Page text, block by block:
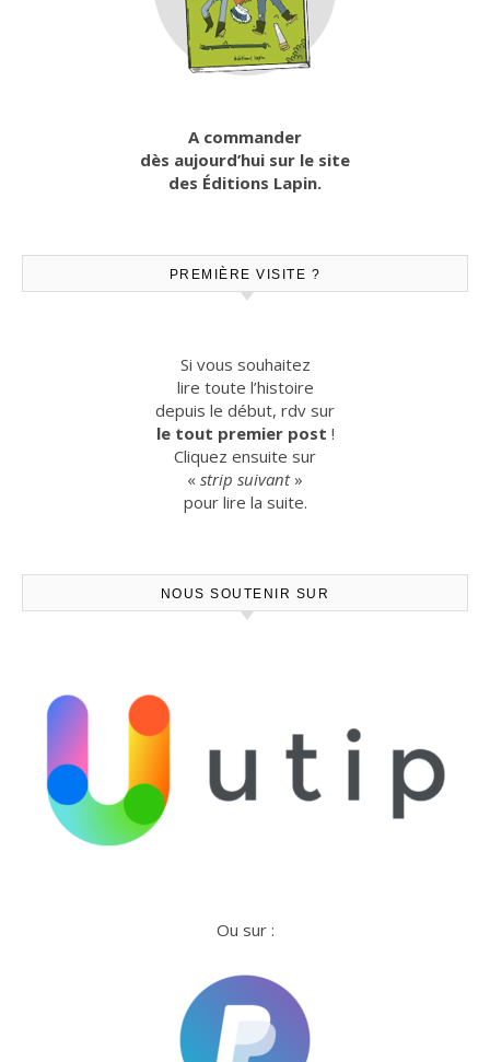
A commander
dès aujourd’hui sur le site
des Éditions Lapin.
PREMIÈRE VISITE ?
Si vous souhaitez
lire toute l’histoire
depuis le début, rdv sur
le tout premier post !
Cliquez ensuite sur
« strip suivant»
pour lire la suite.
NOUS SOUTENIR SUR
Ou sur :